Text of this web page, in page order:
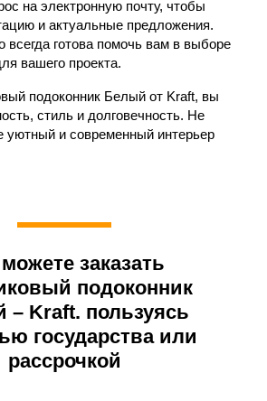
на электронную почту, чтобы
и актуальные предложения.
всегда готова помочь вам в выборе
вашего проекта.
подоконник Белый от Kraft, вы
стиль и долговечность. Не
уютный и современный интерьер
заказать
подоконник
– Kraft. пользуясь
государства или
рассрочкой